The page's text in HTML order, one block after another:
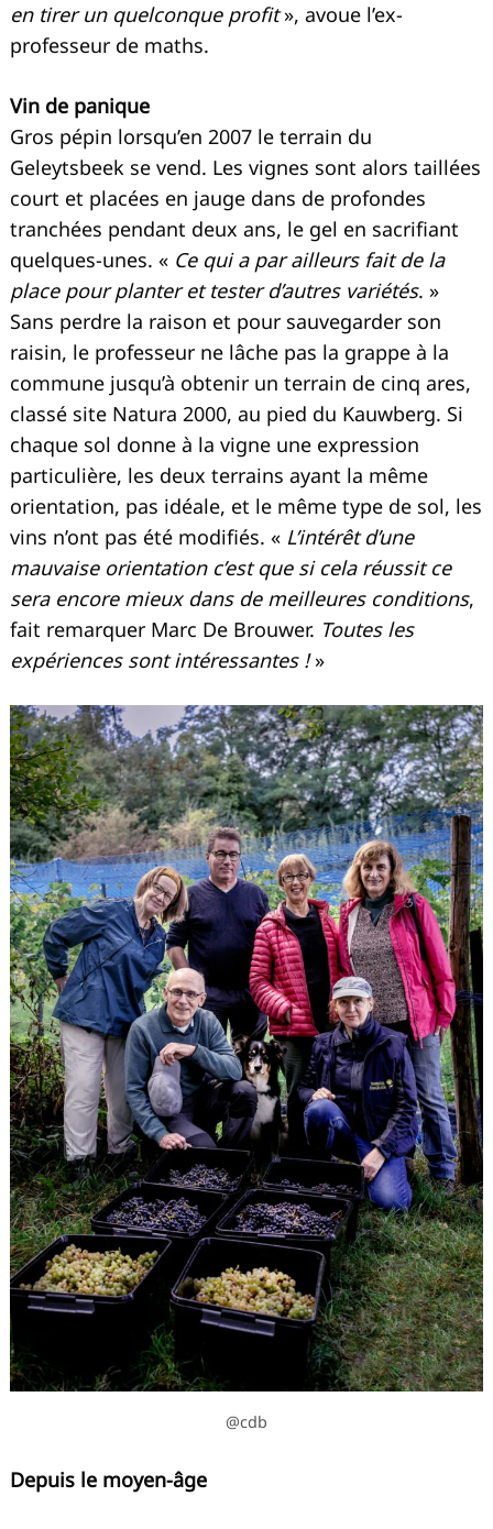
en tirer un quelconque profit», avoue l’ex-
professeur de maths.
Vin de panique
Gros pépin lorsqu’en 2007 le terrain du
Geleytsbeek se vend. Les vignes sont alors taillées
court et placées en jauge dans de profondes
tranchées pendant deux ans, le gel en sacrifiant
quelques-unes. « Ce qui a par ailleurs fait de la
place pour planter et tester d’autres variétés. »
Sans perdre la raison et pour sauvegarder son
raisin, le professeur ne lâche pas la grappe à la
commune jusqu’à obtenir un terrain de cinq ares,
classé site Natura 2000, au pied du Kauwberg. Si
chaque sol donne à la vigne une expression
particulière, les deux terrains ayant la même
orientation, pas idéale, et le même type de sol, les
vins n’ont pas été modifiés. « L’intérêt d’une
mauvaise orientation c’est que si cela réussit ce
sera encore mieux dans de meilleures conditions,
fait remarquer Marc De Brouwer. Toutes les
expériences sont intéressantes !»
@cdb
Depuis le moyen-âge